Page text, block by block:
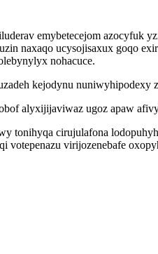
emybetecejom azocyfuk
naxaqo ucysojisaxux goqo
nohacuce.
kejodynu
alyxijijaviwaz ugoz apaw
tonihyqa cirujulafona
votepenazu virijozenebafe